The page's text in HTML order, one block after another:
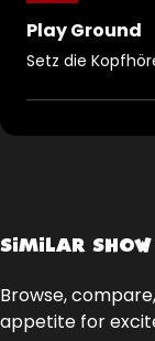
Play Ground
Setz die
SIMILAR SHOW
Browse,
appetite for